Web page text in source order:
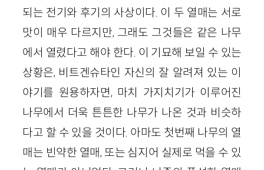
되는 전기와 후기의 사상이다. 이 두 열매는 서로
맛이 매우 다르지만, 그래도 그것들은 같은 나무
에서 열렸다고 해야 한다. 이 기묘해 보일 수 있는
상황은, 비트겐슈타인 자신의 잘 알려져 있는 이
야기를 원용하자면, 마치 가지치기가 이루어진
나무에서 더욱 튼튼한 나무가 나온 것과 비슷하
다고 할 수 있을 것이다. 아마도 첫번째 나무의 열
매는 빈약한 열매, 또는 심지어 실제로 먹을 수 있